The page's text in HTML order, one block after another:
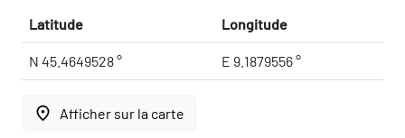
Latitude Longitude
N 45.4649528 ° E 9.1879556 °
place Afficher sur la carte